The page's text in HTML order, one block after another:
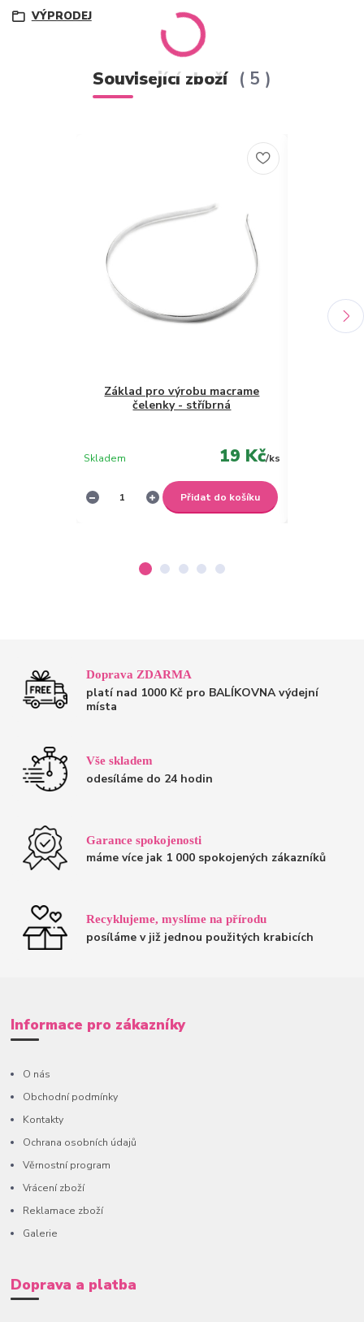
VÝPRODEJ
Související zboží 5
Základ pro výrobu macrame
čelenky - stříbrná
19 Kč/ks
Skladem
Přidat do košíku
Doprava ZDARMA
platí nad 1000 Kč pro BALÍKOVNA výdejní
místa
Vše skladem
odesíláme do 24 hodin
Garance spokojenosti
máme více jak 1 000 spokojených zákazníků
Recyklujeme, myslíme na přírodu
posíláme v již jednou použitých krabicích
Informace pro zákazníky
O nás
Obchodní podmínky
Kontakty
Ochrana osobních údajů
Věrnostní program
Vrácení zboží
Reklamace zboží
Galerie
Doprava a platba